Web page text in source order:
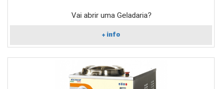
Vai abrir uma Geladaria?
+ info